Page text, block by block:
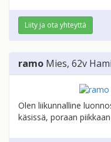
Liity ja ota yhteyttä
ramo Mies, 62v
Olen liikunnalline
käsissä, poraan